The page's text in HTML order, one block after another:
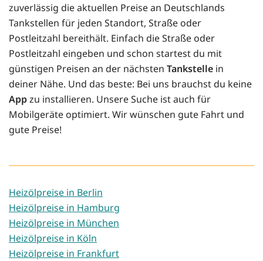
zuverlässig die aktuellen Preise an Deutschlands
Tankstellen für jeden Standort, Straße oder
Postleitzahl bereithält. Einfach die Straße oder
Postleitzahl eingeben und schon startest du mit
günstigen Preisen an der nächsten Tankstelle in
deiner Nähe. Und das beste: Bei uns brauchst du keine
Appzu installieren. Unsere Suche ist auch für
Mobilgeräte optimiert. Wir wünschen gute Fahrt und
gute Preise!
Heizölpreise in Berlin
Heizölpreise in Hamburg
Heizölpreise in München
Heizölpreise in Köln
Heizölpreise in Frankfurt